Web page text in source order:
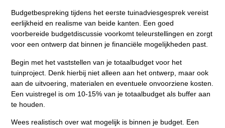
Budgetbespreking tijdens het eerste tuinadviesgesprek vereist
eerlijkheid en realisme van beide kanten. Een goed
voorbereide budgetdiscussie voorkomt teleurstellingen en zorgt
voor een ontwerp dat binnen je financiële mogelijkheden past.
Begin met het vaststellen van je totaalbudget voor het
tuinproject. Denk hierbij niet alleen aan het ontwerp, maar ook
aan de uitvoering, materialen en eventuele onvoorziene kosten.
Een vuistregel is om 10-15% van je totaalbudget als buffer aan
te houden.
Wees realistisch over wat mogelijk is binnen je budget. Een